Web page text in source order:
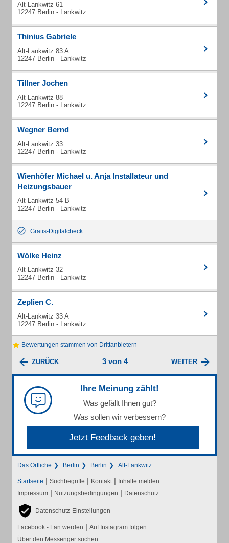
Alt-Lankwitz 61
12247 Berlin - Lankwitz
Thinius Gabriele
Alt-Lankwitz 83 A
12247 Berlin - Lankwitz
Tillner Jochen
Alt-Lankwitz 88
12247 Berlin - Lankwitz
Wegner Bernd
Alt-Lankwitz 33
12247 Berlin - Lankwitz
Wienhöfer Michael u. Anja Installateur und
Heizungsbauer
Alt-Lankwitz 54 B
12247 Berlin - Lankwitz
Gratis-Digitalcheck
Wölke Heinz
Alt-Lankwitz 32
12247 Berlin - Lankwitz
Zeplien C.
Alt-Lankwitz 33 A
12247 Berlin - Lankwitz
Bewertungen stammen von Drittanbietern
ZURÜCK 3 von 4 WEITER
Ihre Meinung zählt!
Was gefällt Ihnen gut?
Was sollen wir verbessern?
Jetzt Feedback geben!
Das Örtliche Berlin Berlin Alt-Lankwitz
Startseite | Suchbegriffe | Kontakt | Inhalte melden
Impressum | Nutzungsbedingungen | Datenschutz
Datenschutz-Einstellungen
Facebook - Fan werden | Auf Instagram folgen
Über den Messenger suchen